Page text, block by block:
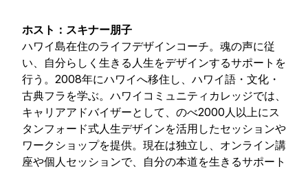
ホスト：スキナー朋子
ハワイ島在住のライフデザインコーチ。魂の声に従
い、自分らしく生きる人生をデザインするサポートを
行う。2008年にハワイへ移住し、ハワイ語・文化・
古典フラを学ぶ。ハワイコミュニティカレッジでは、
キャリアアドバイザーとして、のべ2000人以上にス
タンフォード式人生デザインを活用したセッションや
ワークショップを提供。現在は独立し、オンライン講
座や個人セッションで、自分の本道を生きるサポート